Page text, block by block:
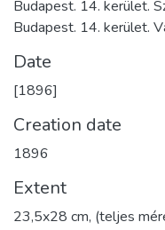
Budapest. 14. kerület.
Budapest. 14. kerület.
Date
[1896]
Creation date
1896
Extent
23,5x28 cm, (teljes